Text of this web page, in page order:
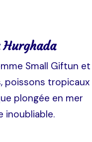
Hurghada
Small Giftun et
poissons tropicaux
plongée en mer
inoubliable.